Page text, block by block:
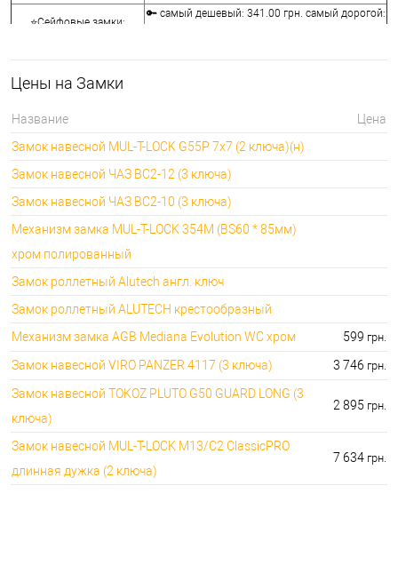
⭐Сейфовые замки:
🔑 самый дешевый: 341.00 грн. самый дорогой:
🔐Кодовые замки:
⭐Противопожарная
🔐Замки для ролетов:
🔑 самый дешевый: 600.00 грн. самый дорогой:
660.00 грн.
Цены на Замки
Название
Цена
Замок навесной MUL-T-LOCK G55P 7x7 (2 ключа)(н)
Замок навесной ЧАЗ ВС2-12 (3 ключа)
Замок навесной ЧАЗ ВС2-10 (3 ключа)
Механизм замка MUL-T-LOCK 354M (BS60 * 85мм)
хром полированный
Замок роллетный Alutech англ. ключ
Замок роллетный ALUTECH крестообразный
Механизм замка AGB Mediana Evolution WC хром
599 грн.
Замок навесной VIRO PANZER 4117 (3 ключа) 3 746 грн.
Замок навесной TOKOZ PLUTO G50 GUARD LONG (3
ключа)
2 895 грн.
Замок навесной MUL-T-LOCK M13/C2 ClassicPRO
длинная дужка (2 ключа)
7 634 грн.